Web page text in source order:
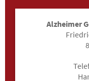
Alzheimer